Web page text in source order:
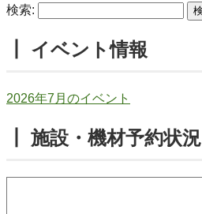
検索:
┃ イベント情報
2026年7月のイベント
┃ 施設・機材予約状況